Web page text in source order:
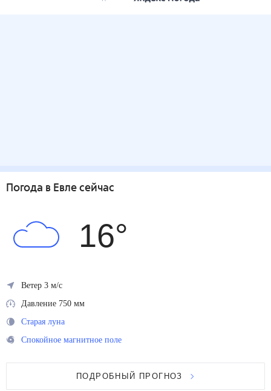
Погода в Евле сейчас
16°
Ветер 3 м/с
Давление 750 мм
Старая луна
Спокойное магнитное поле
ПОДРОБНЫЙ ПРОГНОЗ